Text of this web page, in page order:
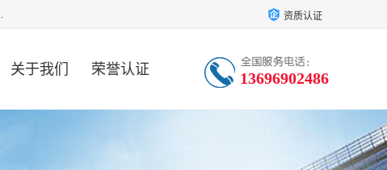
术支持。公司致力于为客户提供全面的产品和服务，满足多样化的市场需求。 资质认证
关于我们 荣誉认证 13696902486